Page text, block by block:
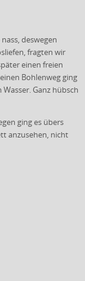
deswegen
fragten wir
einen freien
Bohlenweg ging
Ganz hübsch
ging es übers
anzusehen, nicht